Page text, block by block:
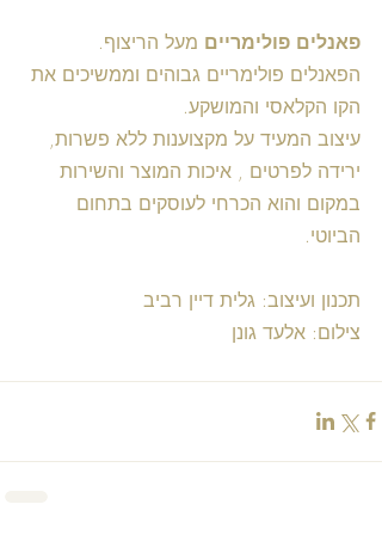
פאנלים פולימריים מעל הריצוף.
הפאנלים פולימריים גבוהים וממשיכים את
הקו הקלאסי והמושקע.
עיצוב המעיד על מקצוענות ללא פשרות,
ירידה לפרטים , איכות המוצר והשירות
במקום והוא הכרחי לעוסקים בתחום
הביוטי.
תכנון ועיצוב: גלית דיין רביב
צילום: אלעד גונן